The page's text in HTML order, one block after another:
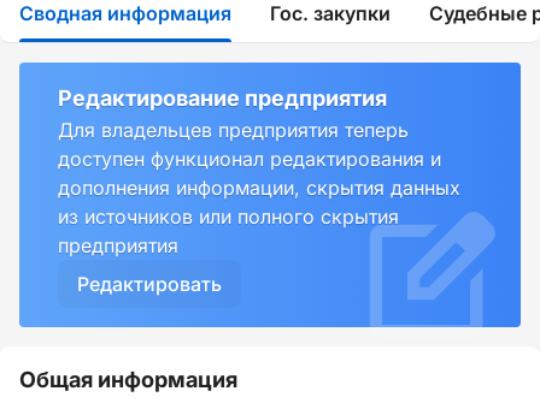
Сводная информация Гос. закупки Судебные
Редактирование предприятия
Для владельцев предприятия теперь
доступен функционал редактирования и
дополнения информации, скрытия данных
из источников или полного скрытия
предприятия
Редактировать
Общая информация